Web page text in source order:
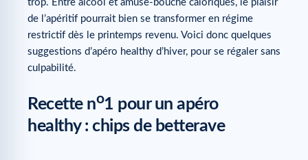
trop. Entre alcool et amuse-bouche caloriques, le plaisir
de l’apéritif pourrait bien se transformer en régime
restrictif dès le printemps revenu. Voici donc quelques
suggestions d’apéro healthy d’hiver, pour se régaler sans
culpabilité.
Recette no1 pour un apéro
healthy : chips de betterave